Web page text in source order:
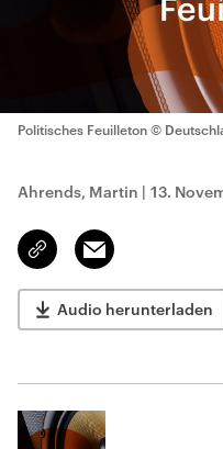
Politisches Feuilleton ©
Ahrends, Martin | 13.
Link
kopieren/teilen
Email
Audio herunterladen